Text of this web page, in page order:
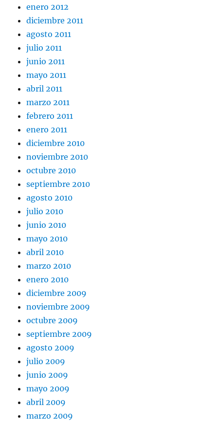
enero 2012
diciembre 2011
agosto 2011
julio 2011
junio 2011
mayo 2011
abril 2011
marzo 2011
febrero 2011
enero 2011
diciembre 2010
noviembre 2010
octubre 2010
septiembre 2010
agosto 2010
julio 2010
junio 2010
mayo 2010
abril 2010
marzo 2010
enero 2010
diciembre 2009
noviembre 2009
octubre 2009
septiembre 2009
agosto 2009
julio 2009
junio 2009
mayo 2009
abril 2009
marzo 2009